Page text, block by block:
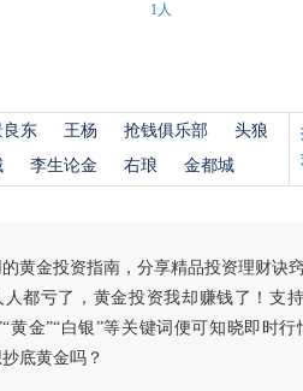
1人
良东 王杨 抢钱俱乐部
头狼
李生论金 右琅 金都城
的黄金投资指南，分享精品投资理财诀
人都亏了，黄金投资我却赚钱了！支
黄金”“白银”等关键词便可知晓即时
底黄金吗？